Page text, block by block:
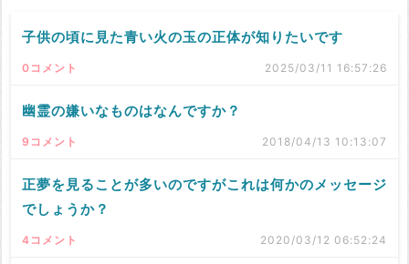
子供の頃に見た青い火の玉の正体が知りたいです
0コメント 2025/03/11 16:57:26
幽霊の嫌いなものはなんですか？
9コメント 2018/04/13 10:13:07
正夢を見ることが多いのですがこれは何かのメッセージ
でしょうか？
4コメント 2020/03/12 06:52:24